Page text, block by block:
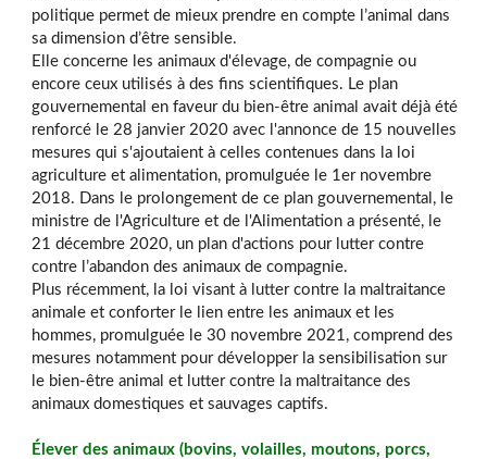
politique permet de mieux prendre en compte l’animal dans
sa dimension d’être sensible.
Elle concerne les animaux d'élevage, de compagnie ou
encore ceux utilisés à des fins scientifiques. Le plan
gouvernemental en faveur du bien-être animal avait déjà été
renforcé le 28 janvier 2020 avec l'annonce de 15 nouvelles
mesures qui s'ajoutaient à celles contenues dans la loi
agriculture et alimentation, promulguée le 1er novembre
2018. Dans le prolongement de ce plan gouvernemental, le
ministre de l'Agriculture et de l'Alimentation a présenté, le
21 décembre 2020, un plan d'actions pour lutter contre
contre l’abandon des animaux de compagnie.
Plus récemment, la loi visant à lutter contre la maltraitance
animale et conforter le lien entre les animaux et les
hommes, promulguée le 30 novembre 2021, comprend des
mesures notamment pour développer la sensibilisation sur
le bien-être animal et lutter contre la maltraitance des
animaux domestiques et sauvages captifs.
Élever des animaux (bovins, volailles, moutons, porcs,